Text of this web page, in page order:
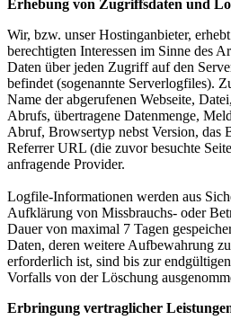
Erhebung von Zugriffsdaten und
Wir, bzw. unser Hostinganbieter,
berechtigten Interessen im Sinne des
Daten über jeden Zugriff auf den
befindet (sogenannte Serverlogfiles).
Name der abgerufenen Webseite,
Abrufs, übertragene Datenmenge,
Abruf, Browsertyp nebst Version, das
Referrer URL (die zuvor besuchte
anfragende Provider.
Logfile-Informationen werden aus
Aufklärung von Missbrauchs- oder
Dauer von maximal 7 Tagen
Daten, deren weitere Aufbewahrung
erforderlich ist, sind bis zur
Vorfalls von der Löschung
Erbringung vertraglicher